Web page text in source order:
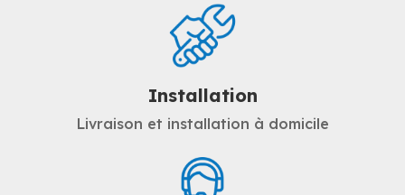
Installation
Livraison et installation à domicile